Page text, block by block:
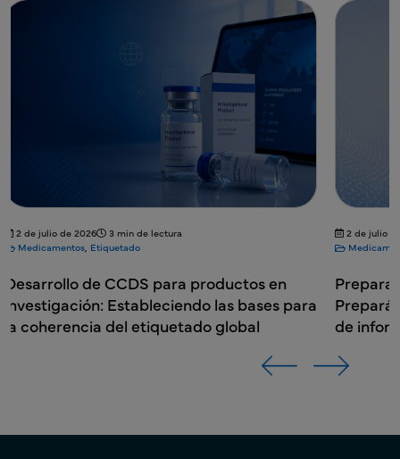
2 de julio de 2026
4 min de lectura
Medicamentos ,Etiquetado
Preparación para el Etiquetado Digital:
Preparándose para la próxima generación
de información de productos
15 de
la
ciclo